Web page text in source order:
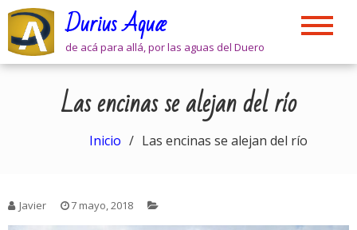
Skip
content
Durius Aquæ
de acá para allá, por las aguas del Duero
Las encinas se alejan del río
Inicio Las encinas se alejan del río
Javier 7 mayo, 2018